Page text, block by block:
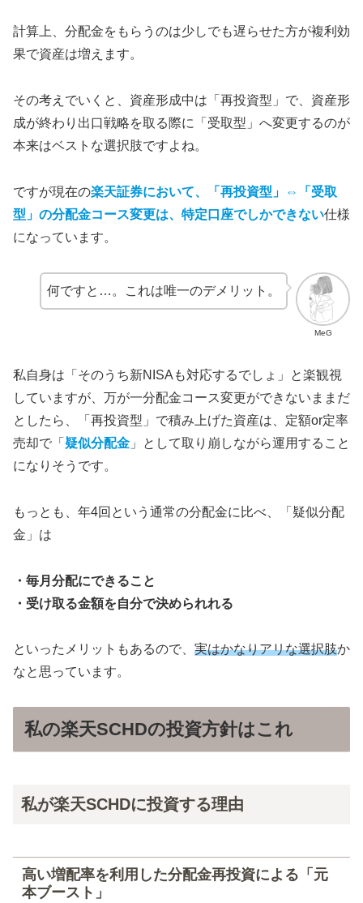
計算上、分配金をもらうのは少しでも遅らせた方が複利効
果で資産は増えます。
その考えでいくと、資産形成中は「再投資型」で、資産形
成が終わり出口戦略を取る際に「受取型」へ変更するのが
本来はベストな選択肢ですよね。
ですが現在の楽天証券において、「再投資型」⇔「受取
型」の分配金コース変更は、特定口座でしかできない仕様
になっています。
MeG
何ですと…。これは唯一のデメリット。
私自身は「そのうち新NISAも対応するでしょ」と楽観視
していますが、万が一分配金コース変更ができないままだ
としたら、「再投資型」で積み上げた資産は、定額or定率
売却で「 疑似分配金 」として取り崩しながら運用すること
になりそうです。
もっとも、年4回という通常の分配金に比べ、「疑似分配
金」は
・毎月分配にできること
・受け取る金額を自分で決められれる
といったメリットもあるので、 実はかなりアリな選択肢か
なと思っています。
私の楽天SCHDの投資方針はこれ
私が楽天SCHDに投資する理由
高い増配率を利用した分配金再投資による「元
本ブースト」